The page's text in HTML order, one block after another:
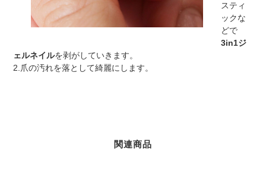
スティ
ックな
どで
3in1ジ
ェルネイルを剥がしていきます。
2.爪の汚れを落として綺麗にします。
関連商品